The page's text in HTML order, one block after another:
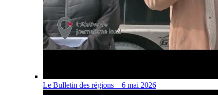
Le Bulletin des régions – 6 mai 2026